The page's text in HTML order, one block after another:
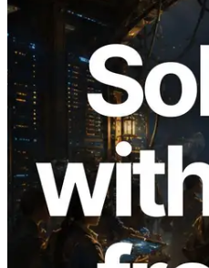
2026.08.05
ERPC ขยาย Solana
การวัด Ping จาก 7
เปิดตัว Validators